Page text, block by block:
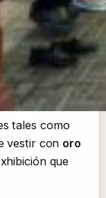
tales como
vestir con oro
que